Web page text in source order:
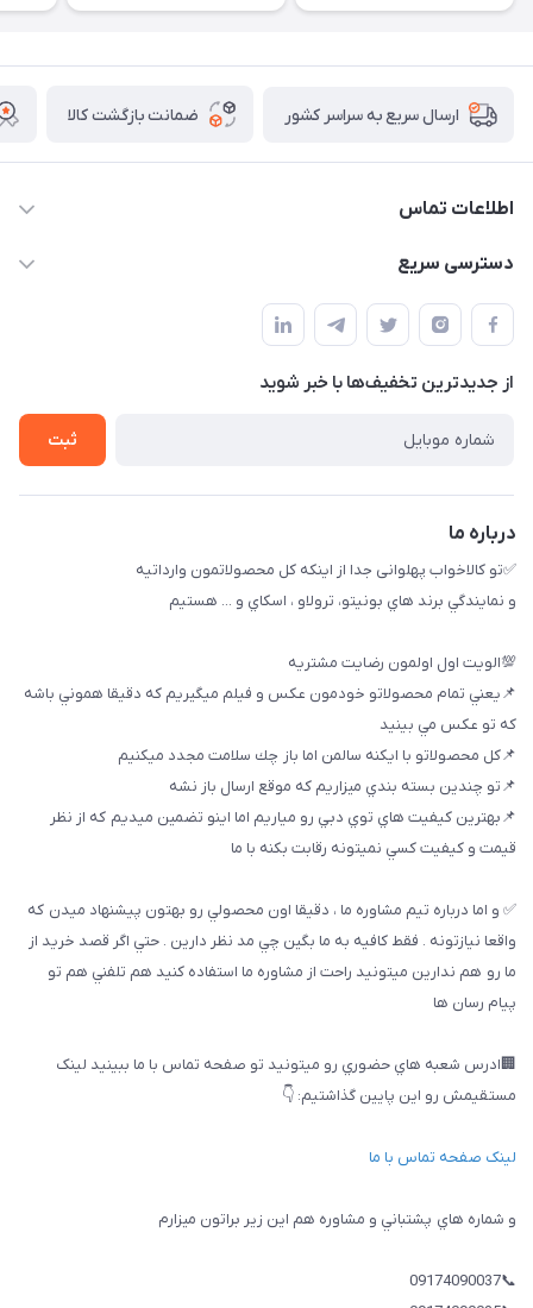
ارسال سریع به سراسر کشور ضمانت بازگشت کالا
اطلاعات تماس
09174090037
09174090035
بوشهر ، بندر ديلم، خيابان ساحلي ، بازار كويتي، روبرو شيلات
پنجمين فروشگاه كالاخواب پهلواني
دسترسی سریع
حساب کاربری
راهنماي خريد
لیست محصولات
تماس با ما
از جدید‌ترین تخفیف‌ها با‌ خبر شوید
ثبت
درباره ما
✅تو كالاخواب پهلوانى جدا از اينكه كل محصولاتمون وارداتيه
و نمايندگي برند هاي بونيتو، ترولاو ، اسكاي و ... هستيم
💯الويت اول اولمون رضايت مشتريه
📌يعني تمام محصولاتو خودمون عكس و فيلم ميگيريم كه دقيقا هموني باشه
كه تو عكس مي بينيد
📌كل محصولاتو با ايكنه سالمن اما باز چك سلامت مجدد ميكنيم
📌تو چندين بسته بندي ميزاريم كه موقع ارسال باز نشه
📌بهترين كيفيت هاي توي دبي رو مياريم اما اينو تضمين ميديم كه از نظر
قيمت و كيفيت كسي نميتونه رقابت بكنه با ما
✅ و اما درباره تيم مشاوره ما ، دقيقا اون محصولي رو بهتون پيشنهاد ميدن كه
واقعا نيازتونه . فقط كافيه به ما بگين چي مد نظر دارين . حتي اگر قصد خريد از
ما رو هم ندارين ميتونيد راحت از مشاوره ما استفاده كنيد هم تلفني هم تو
پيام رسان ها
🏢ادرس شعبه هاي حضوري رو ميتونيد تو صفحه تماس با ما ببینيد لینک
مستقیمش رو این پایین گذاشتیم: 👇
لینک صفحه تماس با ما
و شماره هاي پشتباني و مشاوره هم اين زير براتون ميزارم
📞09174090037